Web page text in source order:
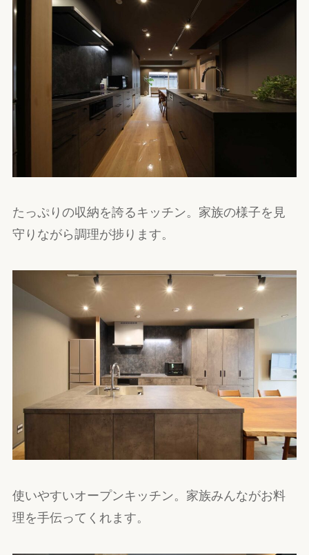
たっぷりの収納を誇るキッチン。家族の様子を見
守りながら調理が捗ります。
使いやすいオープンキッチン。家族みんながお料
理を手伝ってくれます。